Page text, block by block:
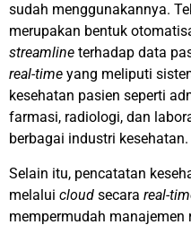
sudah menggunakannya.
merupakan bentuk
streamline terhadap data
real-time yang meliputi
kesehatan pasien seperti
farmasi, radiologi, dan
berbagai industri kesehatan.
Selain itu, pencatatan
melalui cloud secara real-
mempermudah manajemen